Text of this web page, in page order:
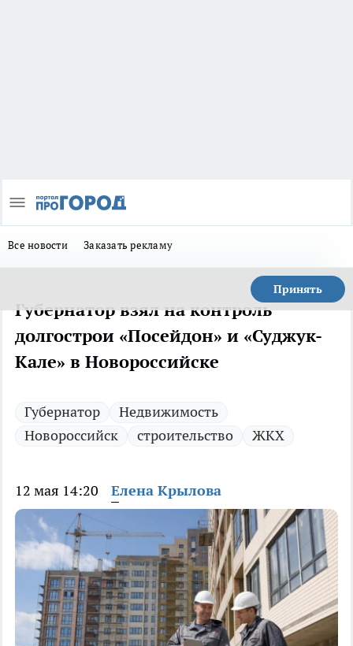
Все новости Заказать рекламу
Принять
Губернатор взял на контроль
долгострои «Посейдон» и «Суджук-
Кале» в Новороссийске
Губернатор
Недвижимость
Новороссийск
строительство ЖКХ
12 мая 14:20 Елена Крылова